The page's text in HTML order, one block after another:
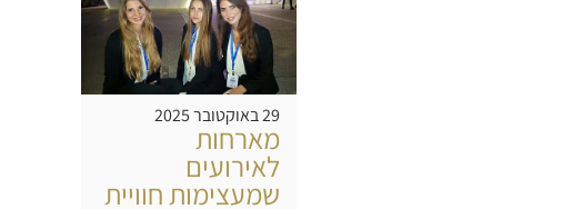
29 באוקטובר 2025
מארחות
לאירועים
שמעצימות חוויית